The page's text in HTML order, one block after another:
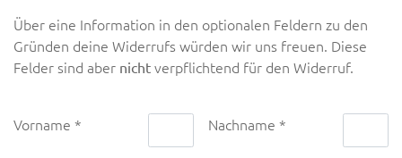
Über eine Information in den optionalen Feldern zu den
Gründen deine Widerrufs würden wir uns freuen. Diese
Felder sind aber nicht verpflichtend für den Widerruf.
Vorname Nachname